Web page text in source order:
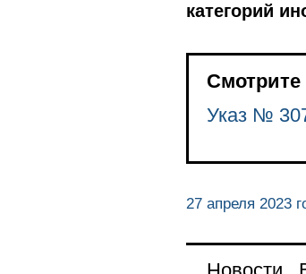
категорий
Смотрите
Указ №
27 апреля 2023